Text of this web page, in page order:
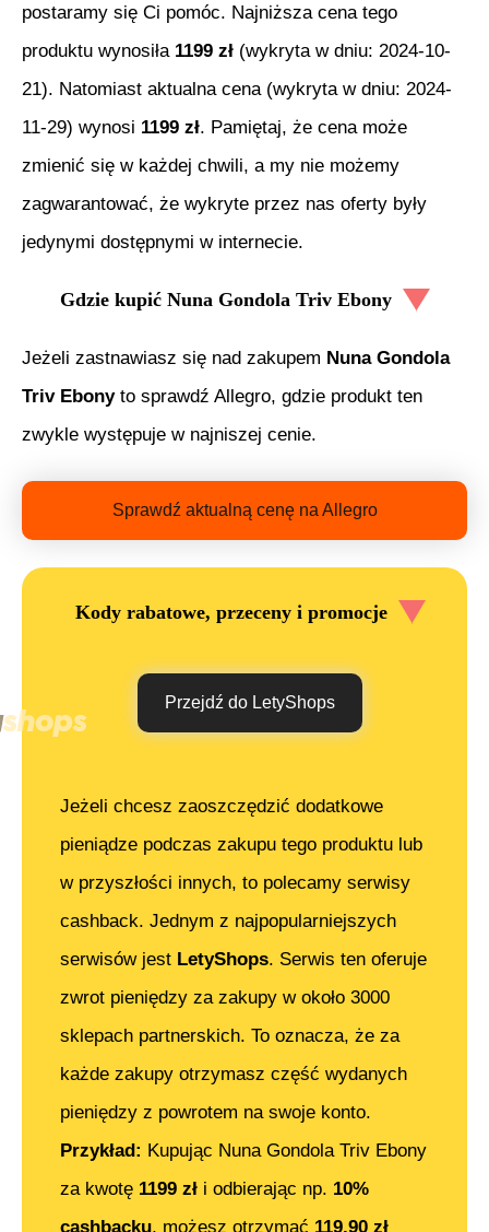
postaramy się Ci pomóc. Najniższa cena tego
produktu wynosiła 1199 zł (wykryta w dniu: 2024-10-
21). Natomiast aktualna cena (wykryta w dniu: 2024-
11-29) wynosi 1199 zł. Pamiętaj, że cena może
zmienić się w każdej chwili, a my nie możemy
zagwarantować, że wykryte przez nas oferty były
jedynymi dostępnymi w internecie.
Gdzie kupić Nuna Gondola Triv Ebony
Jeżeli zastnawiasz się nad zakupem Nuna Gondola
Triv Ebonyto sprawdź Allegro, gdzie produkt ten
zwykle występuje w najniszej cenie.
Sprawdź aktualną cenę na Allegro
Kody rabatowe, przeceny i promocje
Przejdź do LetyShops
Jeżeli chcesz zaoszczędzić dodatkowe
pieniądze podczas zakupu tego produktu lub
w przyszłości innych, to polecamy serwisy
cashback. Jednym z najpopularniejszych
serwisów jest LetyShops. Serwis ten oferuje
zwrot pieniędzy za zakupy w około 3000
sklepach partnerskich. To oznacza, że za
każde zakupy otrzymasz część wydanych
pieniędzy z powrotem na swoje konto.
Przykład: Kupując Nuna Gondola Triv Ebony
za kwotę 1199 zł i odbierając np. 10%
cashbacku, możesz otrzymać 119.90 zł